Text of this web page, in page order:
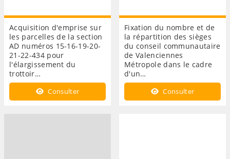
Acquisition d'emprise sur
les parcelles de la section
AD numéros 15-16-19-20-
21-22-434 pour
l'élargissement du
trottoir…
Consulter
Fixation du nombre et de
la répartition des sièges
du conseil communautaire
de Valenciennes
Métropole dans le cadre
d'un…
Consulter